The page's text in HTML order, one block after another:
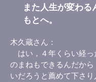
また人生が変わ
もとへ。
木久蔵さん
はい，４年くらい経っ
のまねもできるんだか
いだろうと薦めて下さり